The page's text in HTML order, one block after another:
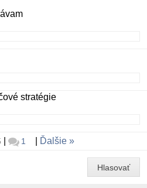
stratégie
1 Ďalšie
Hlasovať